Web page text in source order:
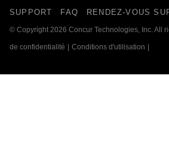
SUPPORT
FAQ RENDEZ-VOUS
© Copyright 2026 Concur Technologies, Inc. All
de confidentialité | Conditions d'utilisation |